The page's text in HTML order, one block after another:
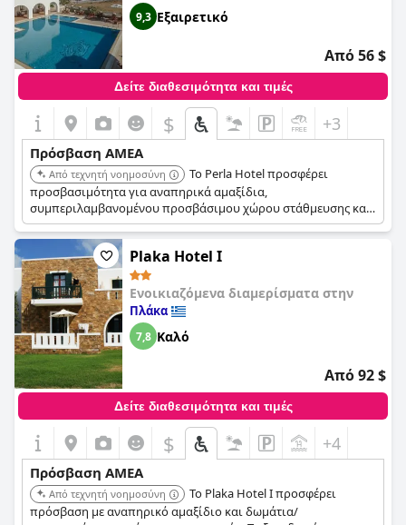
9,3 Εξαιρετικό
Από 56 $
Δείτε διαθεσιμότητα και τιμές
$ +3
Πρόσβαση ΑΜΕΑ
Από τεχνητή νοημοσύνη
Το Perla Hotel προσφέρει
προσβασιμότητα για αναπηρικά αμαξίδια,
συμπεριλαμβανομένου προσβάσιμου χώρου στάθμευσης και
προσβάσιμης διαδρομής. Το ξενοδοχείο διαθέτει εξωτερική
πισίνα και βρίσκεται κοντά στην παραλία.
Plaka Hotel I
Ενοικιαζόμενα διαμερίσματα στην
Πλάκα
7,8 Καλό
Από 92 $
Δείτε διαθεσιμότητα και τιμές
$ +4
Πρόσβαση ΑΜΕΑ
Από τεχνητή νοημοσύνη
Το Plaka Hotel I προσφέρει
πρόσβαση με αναπηρικό αμαξίδιο και δωμάτια/